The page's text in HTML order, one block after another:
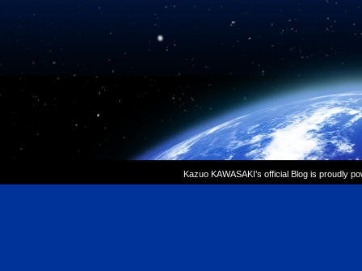
Kazuo KAWASAKI’s official Blog is proudly